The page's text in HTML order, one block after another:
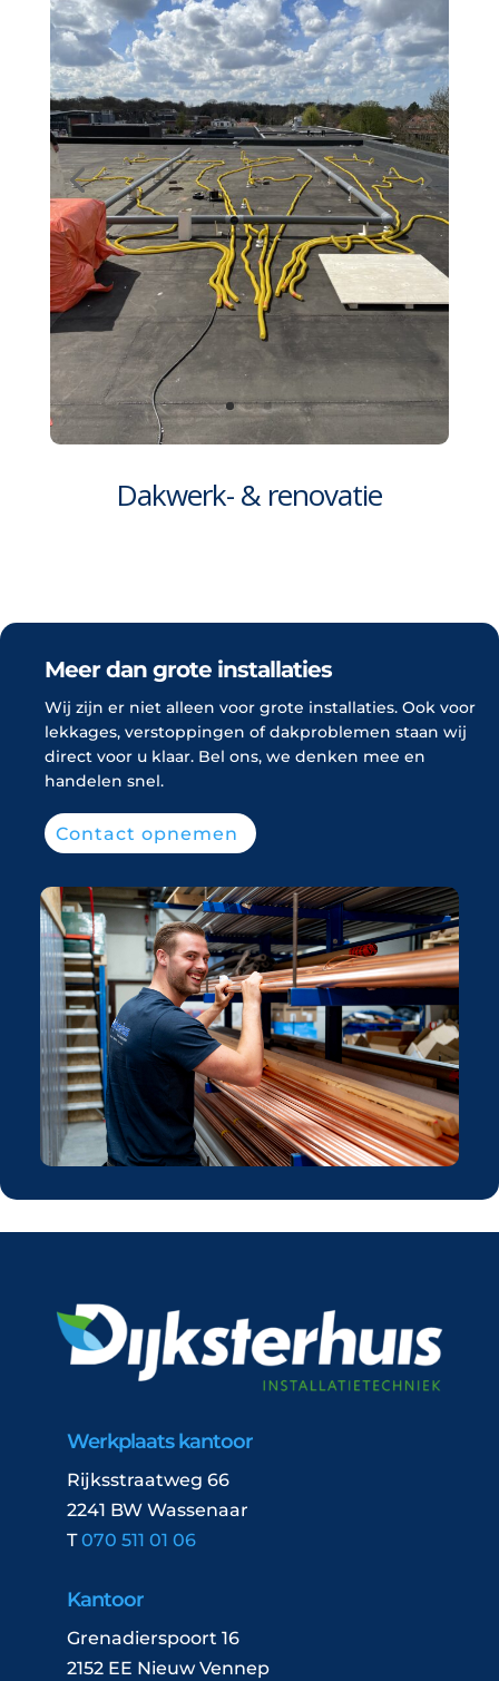
Dakwerk- & renovatie
Meer dan grote installaties
Wij zijn er niet alleen voor grote installaties. Ook voor
lekkages, verstoppingen of dakproblemen staan wij
direct voor u klaar. Bel ons, we denken mee en
handelen snel.
Contact opnemen
Werkplaats kantoor
Rijksstraatweg 66
2241 BW Wassenaar
T070 511 01 06
Kantoor
Grenadierspoort 16
2152 EE Nieuw Vennep